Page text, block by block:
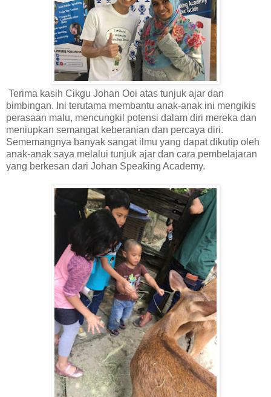
Terima kasih Cikgu Johan Ooi atas tunjuk ajar dan
bimbingan. Ini terutama membantu anak-anak ini mengikis
perasaan malu, mencungkil potensi dalam diri mereka dan
meniupkan semangat keberanian dan percaya diri.
Sememangnya banyak sangat ilmu yang dapat dikutip oleh
anak-anak saya melalui tunjuk ajar dan cara pembelajaran
yang berkesan dari Johan Speaking Academy.